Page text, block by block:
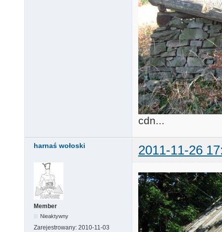
cdn...
harnaś wołoski 2011-11-26
Member
Nieaktywny
Zarejestrowany: 2010-11-03